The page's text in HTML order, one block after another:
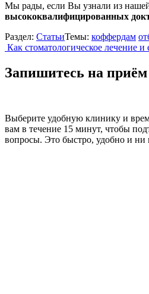
Мы рады, если Вы узнали из
высококвалифицированных
Раздел: СтатьиТемы: коффердам
Навигация
по
записям
Как стоматологическое лечение
Запишитесь на
Выберите удобную клинику и
вам в течение 15 минут, чтобы
вопросы. Это быстро, удобно и ни